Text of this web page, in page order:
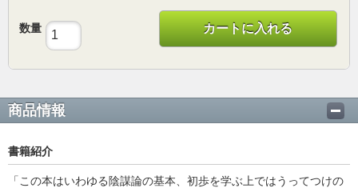
数量 カートに入れる
商品情報
書籍紹介
「この本はいわゆる陰謀論の基本、初歩を学ぶ上ではうってつけの